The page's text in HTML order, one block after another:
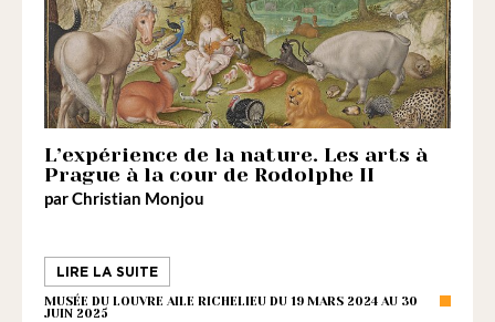
L’expérience de la nature. Les arts à
Prague à la cour de Rodolphe II
par Christian Monjou
LIRE LA SUITE
MUSÉE DU LOUVRE AILE RICHELIEU DU 19 MARS 2024 AU 30
JUIN 2025